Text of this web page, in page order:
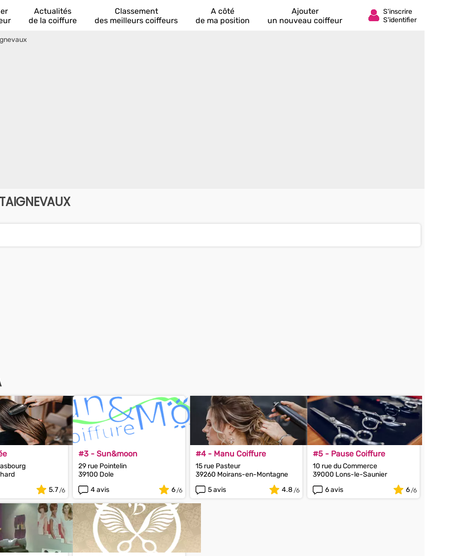
Actualités
de la coiffure
Classement
des meilleurs coiffeurs
A côté
de ma position
Ajouter
un nouveau coiffeur
5.7
#3 - Sun&moon
29 rue Pointelin
39100 Dole
4 avis
6
#4 - Manu Coiffure
15 rue Pasteur
39260 Moirans-en-Montagne
5 avis
4.8
#5 - Pause Coiffure
10 rue du Commerce
39000 Lons-le-Saunier
6 avis
6